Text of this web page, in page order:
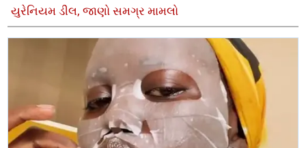
યુરેનિયમ ડીલ, જાણો સમગ્ર મામલો